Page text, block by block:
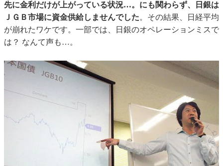
先に金利だけが上がっている状況…。にも関わらず、日銀は
ＪＧＢ市場に資金供給しませんでした。その結果、日経平均
が崩れたワケです。一部では、日銀のオペレーションミスで
は？ なんて声も…。